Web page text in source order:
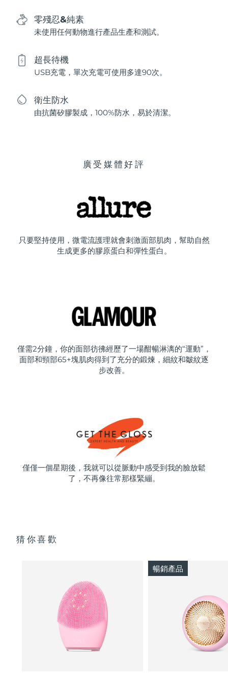
零殘忍&純素
未使用任何動物進行產品生產和測試。
超長待機
USB充電，單次充電可使用多達90次。
衛生防水
由抗菌矽膠製成，100%防水，易於清潔。
廣受媒體好評
只要堅持使用，微電流護理就會刺激面部肌肉，幫助自然
生成更多的膠原蛋白和彈性蛋白。
僅需2分鐘，你的面部彷彿經歷了一場酣暢淋漓的“運動”，
面部和頸部65+塊肌肉得到了充分的鍛煉，細紋和皺紋逐
步改善。
僅僅一個星期後，我就可以從脈動中感受到我的臉放鬆
了，不再像往常那樣緊繃。
猜你喜歡
暢銷產品